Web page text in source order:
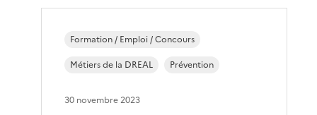
Formation / Emploi / Concours
Métiers de la DREAL
Prévention
30 novembre 2023